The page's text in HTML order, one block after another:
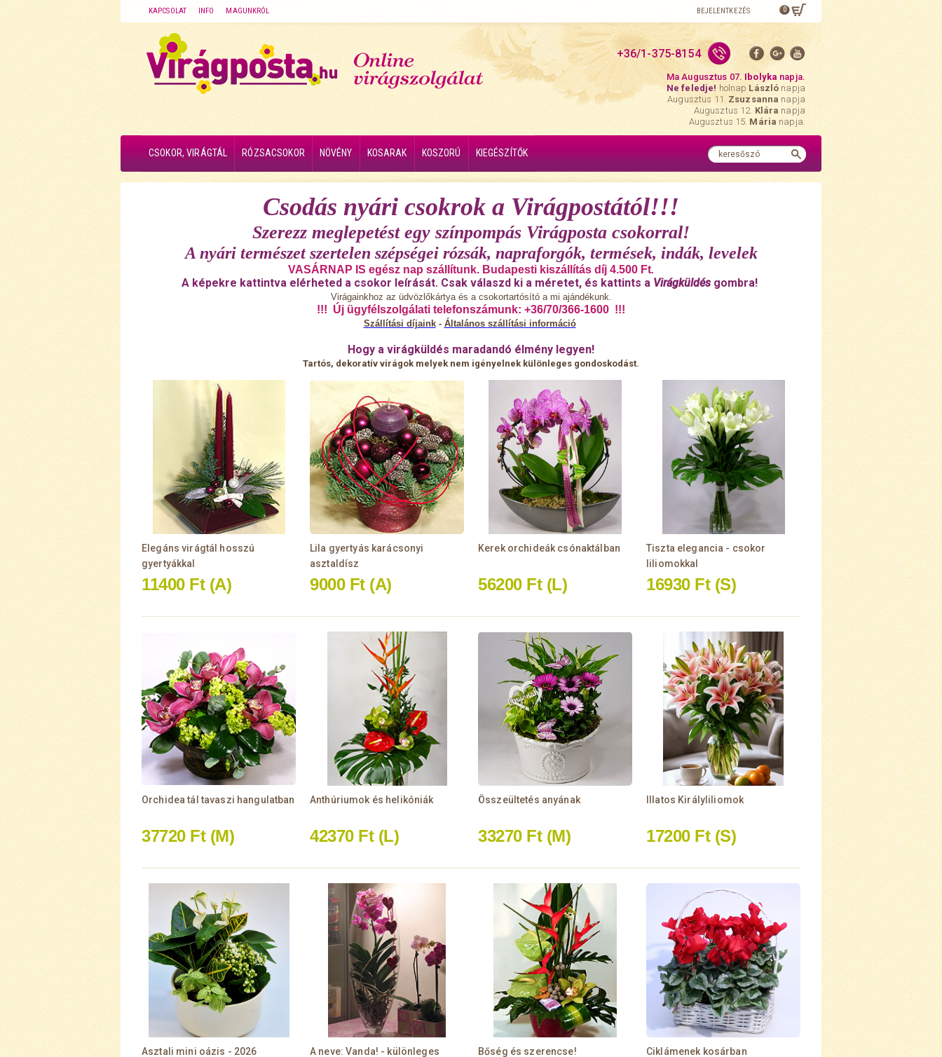
KAPCSOLAT INFO MAGUNKRÓL BEJELENTKEZÉS 0
+36/1-375-8154
Ma Augusztus 07.Ibolyka napja.
Ne feledje! holnap Lászlónapja
Augusztus 11. Zsuzsannanapja
Augusztus 12.Kláranapja
Augusztus 15.Mária napja.
CSOKOR, VIRÁGTÁL RÓZSACSOKOR NÖVÉNY KOSARAK KOSZORÚ KIEGÉSZÍTŐK
Csodás nyári csokrok a Virágpostától!!!
Szerezz meglepetést egy színpompás Virágposta csokorral!
A nyári természet szertelen szépségei rózsák, napraforgók, termések, indák, levelek
VASÁRNAP IS egész nap szállítunk. Budapesti kiszállítás díj 4.500 Ft.
A képekre kattintva elérheted a csokor leírását. Csak válaszd ki a méretet, és kattints a Virágküldés gombra!
Virágainkhoz az üdvözlőkártya és a csokortartósító a mi ajándékunk.
!!! Új ügyfélszolgálati telefonszámunk: +36/70/366-1600 !!!
Szállítási díjaink - Általános szállítási információ
Hogy a virágküldés maradandó élmény legyen!
Tartós, dekoratív virágok melyek nem igényelnek különleges gondoskodást.
Elegáns virágtál hosszú
gyertyákkal
11400 Ft (A)
Lila gyertyás karácsonyi
asztaldísz
9000 Ft (A)
Kerek orchideák csónaktálban
56200 Ft (L)
Tiszta elegancia - csokor
liliomokkal
16930 Ft (S)
Orchidea tál tavaszi hangulatban
37720 Ft (M)
Anthúriumok és helikóniák
42370 Ft (L)
Összeültetés anyának
33270 Ft (M)
Illatos Királyliliomok
17200 Ft (S)
Asztali mini oázis - 2026
A neve: Vanda! - különleges
Bőség és szerencse! Ciklámenek kosárban